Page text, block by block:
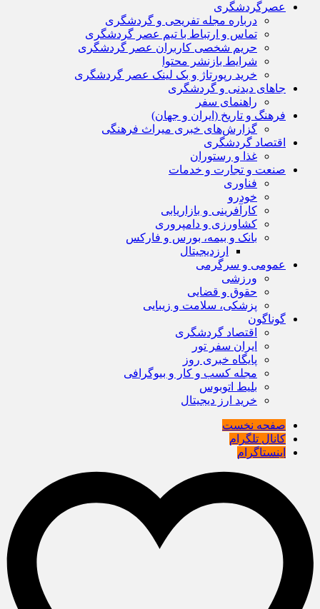
عصرگردشگری
درباره مجله تفریحی و گردشگری
تماس و ارتباط با تیم عصر گردشگری
حریم شخصی کاربران عصر گردشگری
شرایط بازنشر محتوا
خرید رپورتاژ و بک لینک عصر گردشگری
جاهای دیدنی و گردشگری
راهنمای سفر
فرهنگ و تاریخ (ایران و جهان)
گزارش‌های خبری میراث فرهنگی
اقتصاد گردشگری
غذا و رستوران
صنعت و تجارت و خدمات
فناوری
خودرو
کارآفرینی و بازاریابی
کشاورزی و دامپروری
بانک و بیمه، بورس و فارکس
ارزدیجیتال
عمومی و سرگرمی
ورزشی
حقوق و قضایی
پزشکی، سلامت و زیبایی
گوناگون
اقتصاد گردشگری
ایران سفر تور
پایگاه خبری روز
مجله کسب و کار و بیوگرافی
بلیط اتوبوس
خرید ارز دیجیتال
صفحه نخست
کانال تلگرام
اینستاگرام